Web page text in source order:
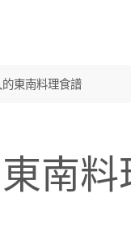
東南料理食譜
南料